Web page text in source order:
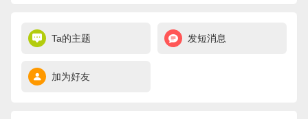
Ta的主题 发短消息
加为好友